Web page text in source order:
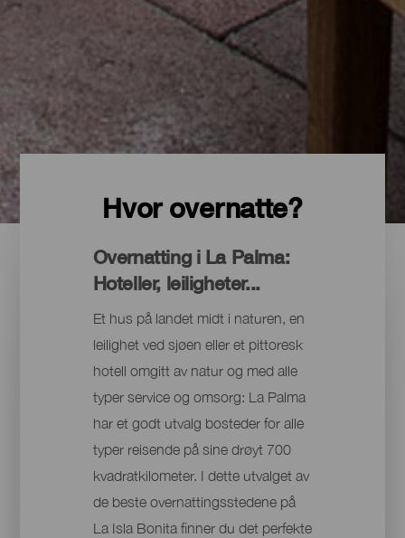
Hvor overnatte?
Overnatting i La Palma:
Hoteller, leiligheter...
Et hus på landet midt i naturen, en
leilighet ved sjøen eller et pittoresk
hotell omgitt av natur og med alle
typer service og omsorg: La Palma
har et godt utvalg bosteder for alle
typer reisende på sine drøyt 700
kvadratkilometer. I dette utvalget av
de beste overnattingsstedene på
La Isla Bonita finner du det perfekte